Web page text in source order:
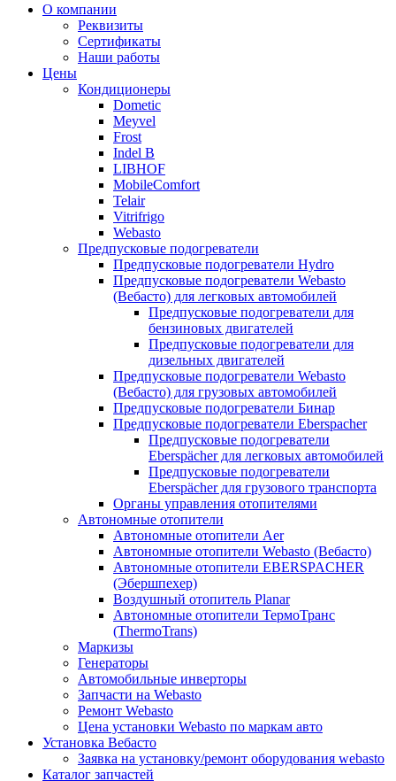
Основное
Перейти
содержимому
О компании
Реквизиты
Сертификаты
Наши работы
Цены
Кондиционеры
Dometic
Meyvel
Frost
Indel B
LIBHOF
MobileComfort
Telair
Vitrifrigo
Webasto
Предпусковые подогреватели
Предпусковые подогреватели Hydro
Предпусковые подогреватели Webasto
(Вебасто) для легковых автомобилей
Предпусковые подогреватели для
бензиновых двигателей
Предпусковые подогреватели для
дизельных двигателей
Предпусковые подогреватели Webasto
(Вебасто) для грузовых автомобилей
Предпусковые подогреватели Бинар
Предпусковые подогреватели Eberspacher
Предпусковые подогреватели
Eberspächer для легковых автомобилей
Предпусковые подогреватели
Eberspächer для грузового транспорта
Органы управления отопителями
Автономные отопители
Автономные отопители Аer
Автономные отопители Webasto (Вебасто)
Автономные отопители EBERSPACHER
(Эбершпехер)
Воздушный отопитель Planar
Автономные отопители ТермоТранс
(ThermoTrans)
Маркизы
Генераторы
Автомобильные инверторы
Запчасти на Webasto
Ремонт Webasto
Цена установки Webasto по маркам авто
Установка Вебасто
Заявка на установку/ремонт оборудования webasto
Каталог запчастей